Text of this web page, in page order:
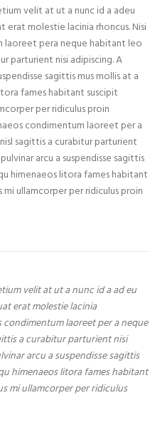
velit at ut a nunc id a adeu
erat molestie lacinia rhoncus. Nisi
laoreet pera neque habitant leo
parturient nisi adipiscing. A
sagittis mus mollis at a
fames habitant suscipit
per ridiculus proin
condimentum laoreet per a
sagittis a curabitur parturient
arcu a suspendisse sagittis
himenaeos litora fames habitant
ullamcorper per ridiculus proin
velit at ut a nunc id a ad eu
erat molestie lacinia
condimentum laoreet per a neque
a curabitur parturient nisi
arcu a suspendisse sagittis
himenaeos litora fames habitant
mi ullamcorper per ridiculus